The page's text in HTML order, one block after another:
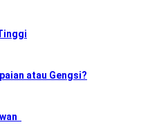
atau Gengsi?